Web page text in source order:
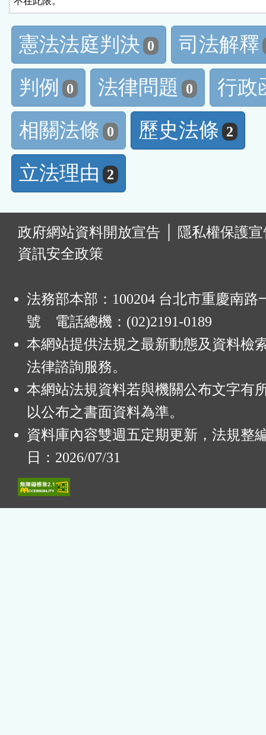
憲法法庭判決 0
司法解釋
判例
0 法律問題 0
行政
相關法條 0 歷史法條 2
立法理由 2
政府網站資料開放宣告
隱私權保護
資訊安全政策
法務部本部：100204 台北市重慶南路
號 電話總機：(02)2191-0189
本網站提供法規之最新動態及資料檢
法律諮詢服務。
本網站法規資料若與機關公布文字有
以公布之書面資料為準。
資料庫內容雙週五定期更新，法規整
日：2026/07/31